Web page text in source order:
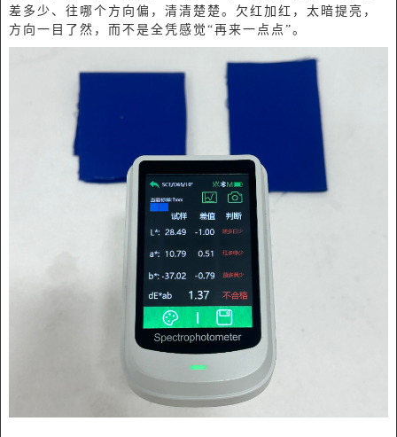
差多少、往哪个方向偏，清清楚楚。欠红加红，太暗提亮，
方向一目了然，而不是全凭感觉“再来一点点”。